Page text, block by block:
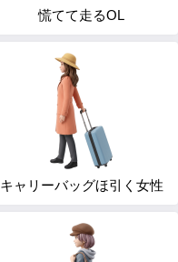
慌てて走るOL
キャリーバッグほ引く女性